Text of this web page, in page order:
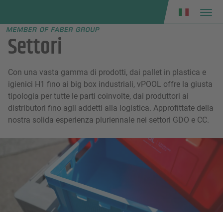
menu
Settori
Con una vasta gamma di prodotti, dai pallet in plastica e
igienici H1 fino ai big box industriali, vPOOL offre la giusta
tipologia per tutte le parti coinvolte, dai produttori ai
distributori fino agli addetti alla logistica. Approfittate della
nostra solida esperienza pluriennale nei settori GDO e CC.